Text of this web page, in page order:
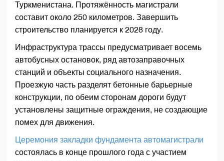
Туркменистана. Протяжённость магистрали
составит около 250 километров. Завершить
строительство планируется к 2028 году.
Инфраструктура трассы предусматривает восемь
автобусных остановок, ряд автозаправочных
станций и объекты социального назначения.
Проезжую часть разделят бетонные барьерные
конструкции, по обеим сторонам дороги будут
установлены защитные ограждения, не создающие
помех для движения.
Церемония закладки фундамента автомагистрали
состоялась в конце прошлого года с участием